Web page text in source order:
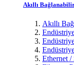
Akıllı
Akıllı
Ethernet /